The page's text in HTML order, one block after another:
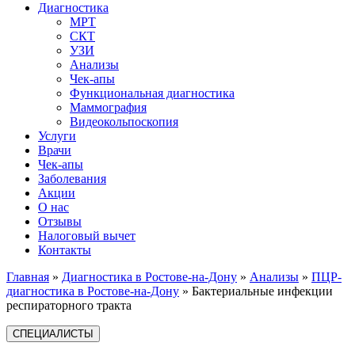
Диагностика
МРТ
СКТ
УЗИ
Анализы
Чек-апы
Функциональная диагностика
Маммография
Видеокольпоскопия
Услуги
Врачи
Чек-апы
Заболевания
Акции
О нас
Отзывы
Налоговый вычет
Контакты
Главная » Диагностика в Ростове-на-Дону » Анализы » ПЦР-
диагностика в Ростове-на-Дону » Бактериальные инфекции
респираторного тракта
СПЕЦИАЛИСТЫ